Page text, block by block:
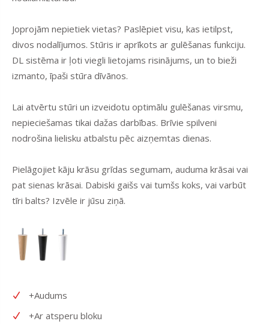
Joprojām nepietiek vietas? Paslēpiet visu, kas ietilpst,
divos nodalījumos. Stūris ir aprīkots ar gulēšanas funkciju.
DL sistēma ir ļoti viegli lietojams risinājums, un to bieži
izmanto, īpaši stūra dīvānos.
Lai atvērtu stūri un izveidotu optimālu gulēšanas virsmu,
nepieciešamas tikai dažas darbības. Brīvie spilveni
nodrošina lielisku atbalstu pēc aizņemtas dienas.
Pielāgojiet kāju krāsu grīdas segumam, auduma krāsai vai
pat sienas krāsai. Dabiski gaišs vai tumšs koks, vai varbūt
tīri balts? Izvēle ir jūsu ziņā.
+Audums
+Ar atsperu bloku